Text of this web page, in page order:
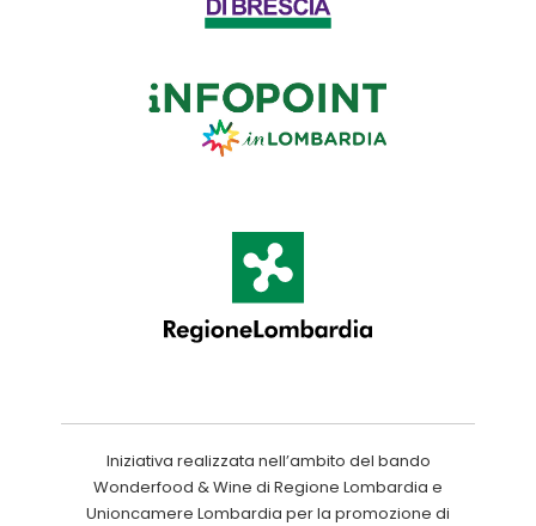
Iniziativa realizzata nell’ambito del bando
Wonderfood & Wine di Regione Lombardia e
Unioncamere Lombardia per la promozione di